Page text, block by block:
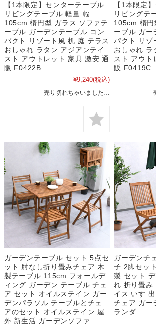
【1本限定】センターテーブル
リビングテーブル 軽量 幅
105cm 楕円型 ガラス ソファテ
ーブル ガーデンテーブル コン
パクト リゾート風 机 庭 テラス
おしゃれ ラタン アジアンテイ
スト アウトレット 家具 激安 通
販 F0422B
¥9,240(税込)
売り切れちゃいました…
【1本限定
リビングテ
105cm 楕円
ーブル ガー
パクト リゾ
おしゃれ ラ
スト アウト
販 F0419C
ガーデンテーブル セット 5点セ
ット 肘なし折り畳みチェア 木
製テーブル 115cm フォールデ
ィング ガーデン テーブル チェ
ア セット オイルステイン ガー
デンパラソル テーブルとチェ
アのセット オイルステイン 屋
外 新生活 ガーデンソファ
ガーデンチ
子 2脚セッ
製 セット
れ 折り畳み
イス いす
チェア ガー
ランダ